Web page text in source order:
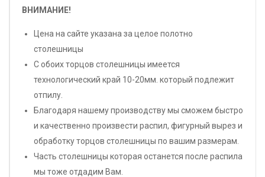
ВНИМАНИЕ!
Цена на сайте указана за целое полотно
столешницы
С обоих торцов столешницы имеется
технологический край 10-20мм. который подлежит
отпилу.
Благодаря нашему производству мы сможем быстро
и качественно произвести распил, фигурный вырез и
обработку торцов столешницы по вашим размерам.
Часть столешницы которая останется после распила
мы тоже отдадим Вам.